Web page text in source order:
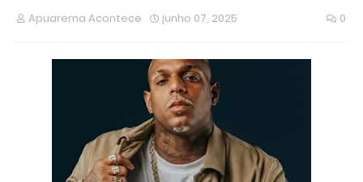
Apuarema Acontece junho 07, 2025 0